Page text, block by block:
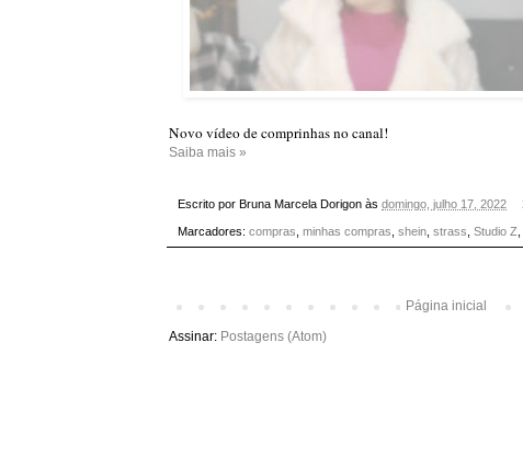
Novo vídeo de comprinhas no canal!
Saiba mais »
Escrito por Bruna Marcela Dorigon às domingo, julho 17, 2022
Marcadores: compras minhas compras shein strass Studio Z
Página inicial
Assinar: Postagens (Atom)